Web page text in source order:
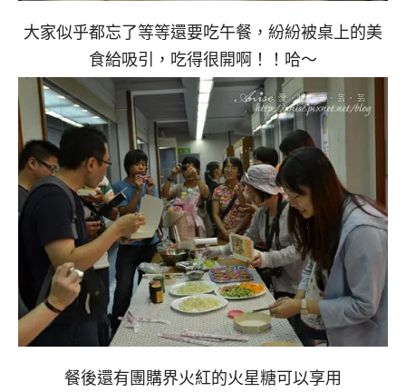
大家似乎都忘了等等還要吃午餐，紛紛被桌上的美
食給吸引，吃得很開啊！！哈～
餐後還有團購界火紅的火星糖可以享用